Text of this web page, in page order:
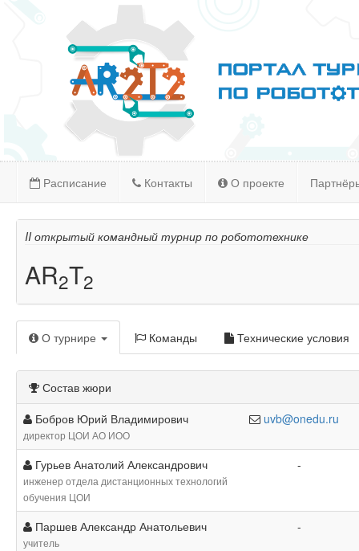
Расписание Контакты О проекте
II открытый командный турнир по робототехнике
AR2T2
О турнире Команды Технические условия
Состав жюри
Бобров Юрий Владимирович
директор ЦОИ АО ИОО
uvb@onedu.ru
Гурьев Анатолий Александрович
инженер отдела дистанционных технологий
обучения ЦОИ
-
Паршев Александр Анатольевич
учитель
-